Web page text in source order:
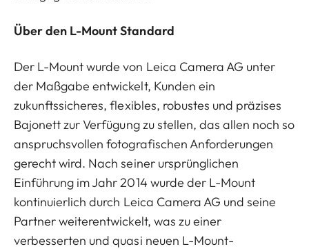
Über den L-Mount Standard
Der L-Mount wurde von Leica Camera AG unter
der Maßgabe entwickelt, Kunden ein
zukunftssicheres, flexibles, robustes und präzises
Bajonett zur Verfügung zu stellen, das allen noch so
anspruchsvollen fotografischen Anforderungen
gerecht wird. Nach seiner ursprünglichen
Einführung im Jahr 2014 wurde der L-Mount
kontinuierlich durch Leica Camera AG und seine
Partner weiterentwickelt, was zu einer
verbesserten und quasi neuen L-Mount-